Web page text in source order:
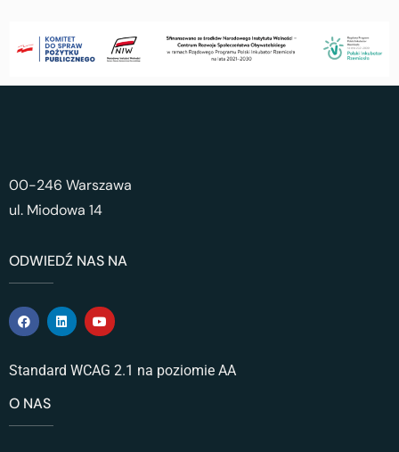
00-246 Warszawa
ul. Miodowa 14
ODWIEDŹ NAS NA
Standard WCAG 2.1 na poziomie AA
O NAS